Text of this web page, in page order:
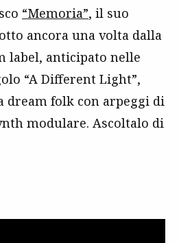
“Memoria”, il suo
ancora una volta dalla
label, anticipato nelle
“A Different Light”,
dream folk con arpeggi di
modulare. Ascoltalo di